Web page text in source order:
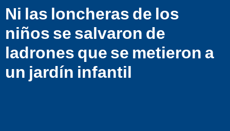
Ni las loncheras de los
niños se salvaron de
ladrones que se metieron a
un jardín infantil